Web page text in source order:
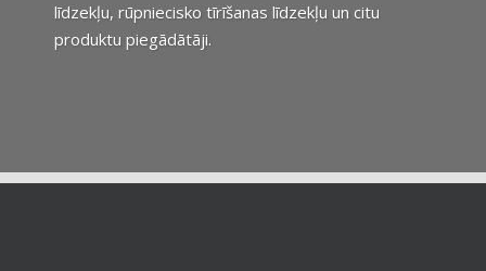
līdzekļu, rūpniecisko tīrīšanas līdzekļu un citu
produktu piegādātāji.